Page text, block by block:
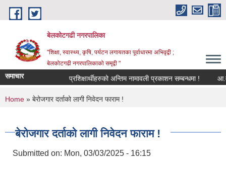
Skip to main content
बेलकोटगढी नगरपालिका
"शिक्षा, स्वास्थ्य, कृषि, पर्यटन लगायतका पूर्वाधारमा अभिवृद्वी ;
बेलकोटगढी नगरपालिकाको समृद्वी "
समाचार प्रशिक्षार्थीहरुको अन्तिम नामावली प्रकाशन सम्बन्धमा ! आ.व.
You are here
Home » बेरोजगार दर्ताको लागी निवेदन फाराम !
बेरोजगार दर्ताको लागी निवेदन फाराम !
Submitted on: Mon, 03/03/2025 - 16:15